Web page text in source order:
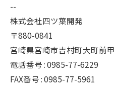
--
株式会社四ツ葉開発
〒880-0841
宮崎県宮崎市吉村町大町前
電話番号 : 0985-77-6229
FAX番号 : 0985-77-5961